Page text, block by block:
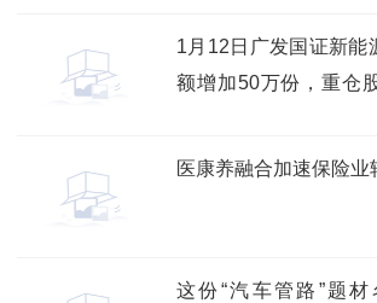
1月12日广发国证新能
额增加50万份，重仓
医康养融合加速保险业
这份“汽车管路”题材